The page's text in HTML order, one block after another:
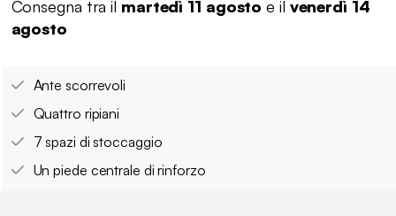
Consegna tra il martedì 11 agosto e il venerdì 14
agosto
Ante scorrevoli
Quattro ripiani
7 spazi di stoccaggio
Un piede centrale di rinforzo